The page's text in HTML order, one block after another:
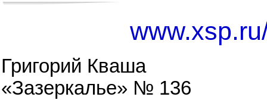
Григорий Кваша
«Зазеркалье» № 136